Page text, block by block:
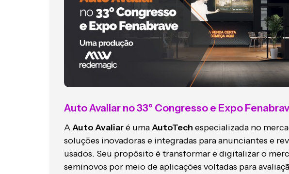
Auto Avaliar no 33º Congresso e Expo
AAuto Avaliaré umaAutoTech especializada no
soluções inovadoras e integradas para anunciantes e
usados. Seu propósito é transformar e digitalizar o
seminovos por meio de aplicações voltadas para